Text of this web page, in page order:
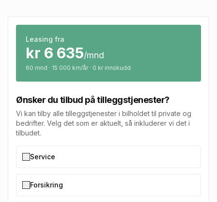
Leasing fra
kr 6 635/mnd
60 mnd · 15 000 km/år · 0 kr innskudd
Ønsker du tilbud på tilleggstjenester?
Vi kan tilby alle tilleggstjenester i bilholdet til private og
bedrifter. Velg det som er aktuelt, så inkluderer vi det i
tilbudet.
Service
Forsikring